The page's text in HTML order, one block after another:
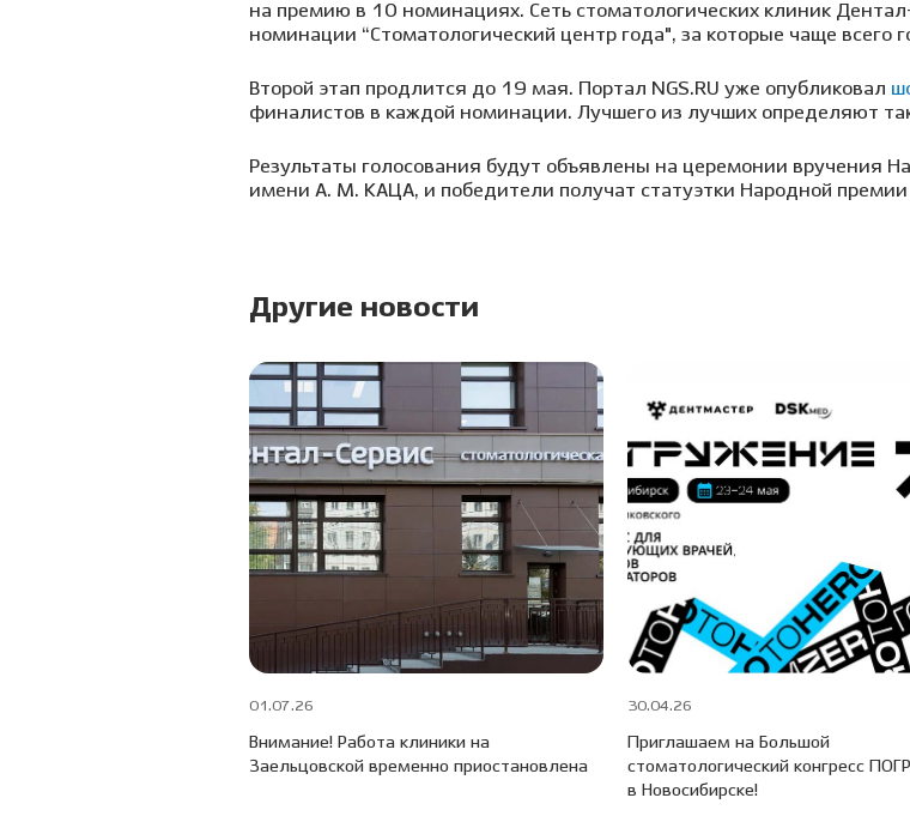
на премию в 10 номинациях. Сеть стоматологических клиник
номинации “Стоматологический центр года", за которые чаще всего
Второй этап продлится до 19 мая. Портал NGS.RU уже опубликовал
финалистов в каждой номинации. Лучшего из лучших определяют
Результаты голосования будут объявлены на церемонии вручения
имени А. М. КАЦА, и победители получат статуэтки Народной премии
Другие новости
01.07.26
Внимание! Работа клиники на
Заельцовской временно приостановлена
30.04.26
Приглашаем на Большой
стоматологический конгресс
в Новосибирске!